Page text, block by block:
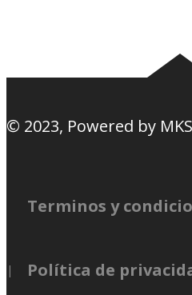
© 2023, Powered by
Terminos y
Política de